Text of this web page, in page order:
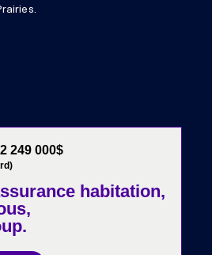
249 000$
habitation,